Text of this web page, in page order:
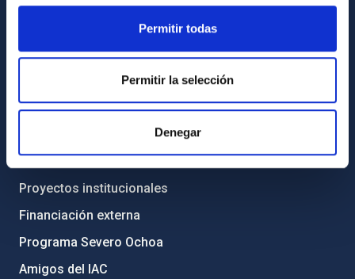
Permitir todas
Permitir la selección
Denegar
Transparencia
Código ético y política antifraude
Igualdad y diversidad de género
Medio Ambiente y Sostenibilidad
Proyectos institucionales
Financiación externa
Programa Severo Ochoa
Amigos del IAC